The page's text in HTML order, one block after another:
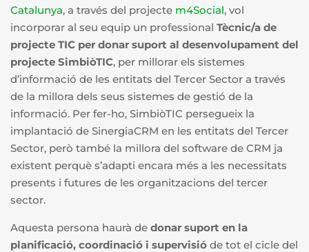
Catalunya, a través del projecte m4Social, vol
incorporar al seu equip un professional Tècnic/a de
projecte TIC per donar suport al desenvolupament del
projecte SimbiòTIC, per millorar els sistemes
d’informació de les entitats del Tercer Sector a través
de la millora dels seus sistemes de gestió de la
informació. Per fer-ho, SimbiòTIC persegueix la
implantació de SinergiaCRM en les entitats del Tercer
Sector, però també la millora del software de CRM ja
existent perquè s’adapti encara més a les necessitats
presents i futures de les organitzacions del tercer
sector.
Aquesta persona haurà de donar suport en la
planificació, coordinació i supervisió de tot el cicle del